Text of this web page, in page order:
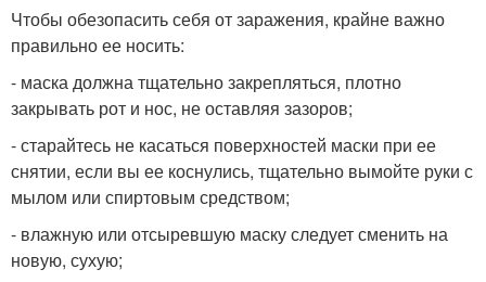
Чтобы обезопасить себя от заражения, крайне важно
правильно ее носить:
- маска должна тщательно закрепляться, плотно
закрывать рот и нос, не оставляя зазоров;
- старайтесь не касаться поверхностей маски при ее
снятии, если вы ее коснулись, тщательно вымойте руки с
мылом или спиртовым средством;
- влажную или отсыревшую маску следует сменить на
новую, сухую;